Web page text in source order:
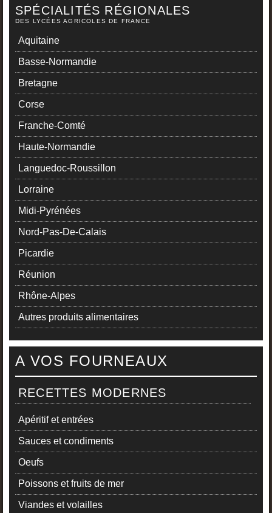
SPÉCIALITÉS RÉGIONALES
DES LYCÉES AGRICOLES DE FRANCE
Aquitaine
Basse-Normandie
Bretagne
Corse
Franche-Comté
Haute-Normandie
Languedoc-Roussillon
Lorraine
Midi-Pyrénées
Nord-Pas-De-Calais
Picardie
Réunion
Rhône-Alpes
Autres produits alimentaires
A VOS FOURNEAUX
RECETTES MODERNES
Apéritif et entrées
Sauces et condiments
Oeufs
Poissons et fruits de mer
Viandes et volailles